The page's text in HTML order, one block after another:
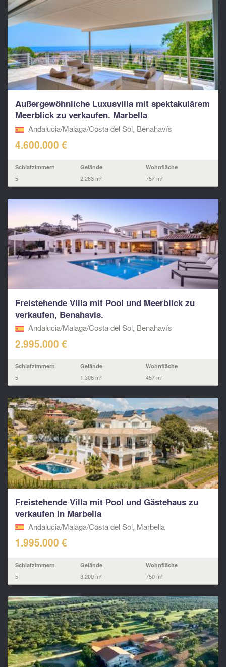
Außergewöhnliche Luxusvilla mit spektakulärem
Meerblick zu verkaufen. Marbella
Andalucia/Malaga/Costa del Sol, Benahavís
4.600.000 €
Schlafzimmern
5
Gelände
2.283 m²
Wohnfläche
757 m²
Freistehende Villa mit Pool und Meerblick zu
verkaufen, Benahavis.
Andalucia/Malaga/Costa del Sol, Benahavís
2.995.000 €
Schlafzimmern
5
Gelände
1.308 m²
Wohnfläche
457 m²
Freistehende Villa mit Pool und Gästehaus zu
verkaufen in Marbella
Andalucia/Malaga/Costa del Sol, Marbella
1.995.000 €
Schlafzimmern
5
Gelände
3.200 m²
Wohnfläche
750 m²